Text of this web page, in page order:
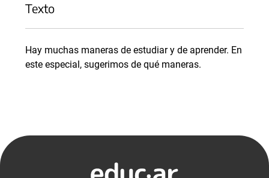
Texto
Hay muchas maneras de estudiar y de aprender. En
este especial, sugerimos de qué maneras.